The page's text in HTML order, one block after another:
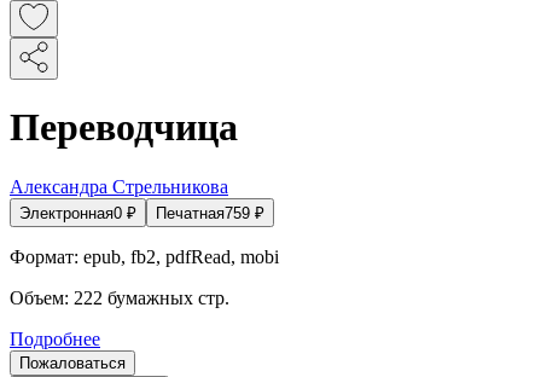
Переводчица
Александра Стрельникова
Электронная0 ₽ Печатная759 ₽
Формат: epub, fb2, pdfRead, mobi
Объем: 222 бумажных стр.
Подробнее
Пожаловаться